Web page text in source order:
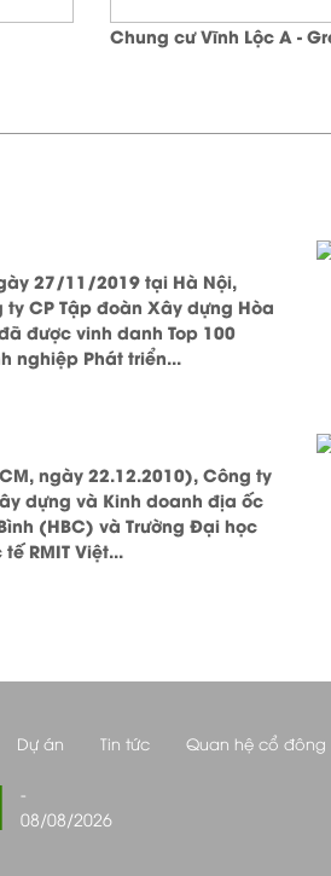
Chung cư Vĩnh Lộc A -
27/11/2019 tại Hà Nội,
ty CP Tập đoàn Xây dựng Hòa
được vinh danh Top 100
nghiệp Phát triển...
ngày 22.12.2010), Công ty
dựng và Kinh doanh địa ốc
(HBC) và Trường Đại học
RMIT Việt...
Dự án Tin tức Quan hệ cổ đông
-
08/08/2026